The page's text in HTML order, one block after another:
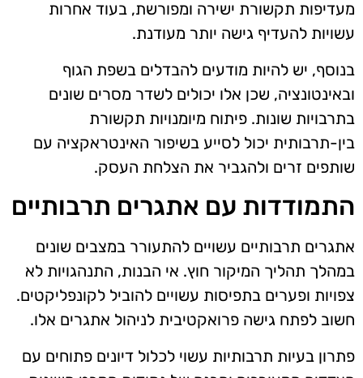
מעדיפות תקשורת ישירה ומפורשת, בעוד אחרות
עשויות להעדיף גישה יותר מעודנת.
בנוסף, יש להיות מודעים להבדלים בשפת הגוף
ובאינטונציה, שכן אלו יכולים לשדר מסרים שונים
בתרבויות שונות. פיתוח מיומנויות תקשורת
בין-תרבותית יכול לסייע בשיפור האינטראקציה עם
שותפים זרים ולהגביר את הצלחת העסק.
התמודדות עם אתגרים תרבותיים
אתגרים תרבותיים עשויים להתעורר במצבים שונים
במהלך תהליך המיקור חוץ. אי הבנות, התנהגויות לא
צפויות ופערים בתפיסות עשויים להוביל לקונפליקטים.
חשוב לפתח גישה פרואקטיבית לניהול אתגרים אלו.
פתרון בעיות תרבותיות עשוי לכלול דיונים פתוחים עם